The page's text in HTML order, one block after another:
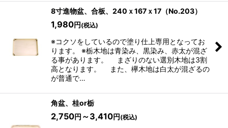
8寸進物盆、合板、240ｘ167ｘ17（No.203）
1,980円(税込)
※コクソをしているので塗り仕上専用となってお
ります。 ※栃木地は青染み、黒染み、赤太が混ざ
る事があります。 まざりのない選別木地は3割
高となります。 また、欅木地は白太が混ざるの
が普通で…
角盆、桂or栃
2,750円 ～3,410円(税込)